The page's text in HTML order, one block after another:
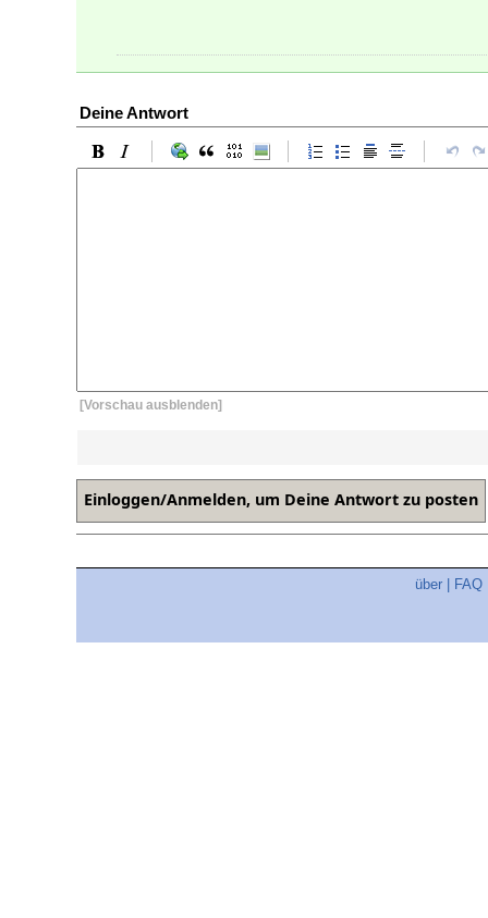
Deine Antwort
[Vorschau ausblenden]
über FAQ